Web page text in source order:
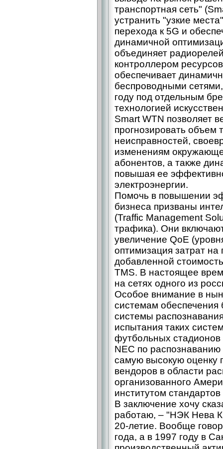
транспортная сеть"
устранить "узкие
перехода к 5G и
динамичной
объединяет
контроллером
обеспечивает
беспроводными
году под отдельным
технологией
Smart WTN позволяет
прогнозировать объем
неисправностей,
изменениям
абонентов, а также
повышая ее
электроэнергии.
Помочь в повышении
бизнеса призваны
(Traffic Management
трафика). Они
увеличение QoE
оптимизация затрат на
добавленной
TMS. В настоящее
на сетях одного из
Особое внимание в
системам обеспечения
системы
испытания таких
футбольных
NEC по
самую высокую оценку
вендоров в области
организованного
институтом
В заключение хочу
работаю, – "НЭК Нева
20-летие. Вообще
года, а в 1997 году в